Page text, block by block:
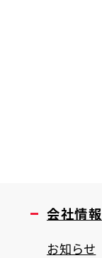
会社情報
お知らせ